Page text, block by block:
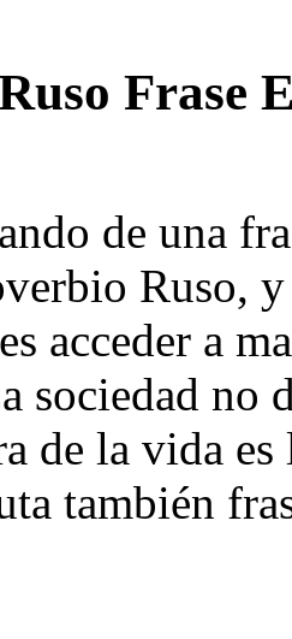
Frase
de una
Ruso,
acceder a
sociedad no
de la vida
también